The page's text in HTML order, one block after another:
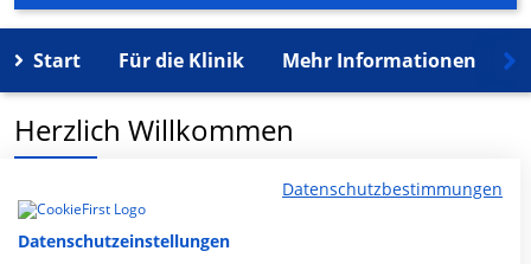
Start Für die Klinik Mehr Informationen
Herzlich Willkommen
MVZ Hautzentrum Gropuispassagen GmbH in der
Imbuschweg 40 ist ein medizinisches
Versorgungszentrum in Berlin.
Datenschutzbestimmungen
Datenschutzeinstellungen